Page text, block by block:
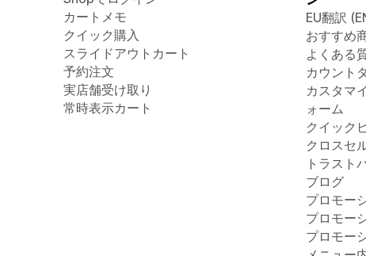
カートメモ
クイック購入
スライドアウトカート
予約注文
実店舗受け取り
常時表示カート
EU翻訳
おすすめ
よくある
カウント
カスタマ
ォーム
クイック
クロスセ
トラスト
ブログ
プロモー
プロモー
プロモー